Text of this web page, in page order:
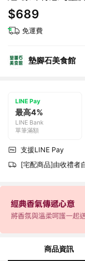
$689
免運費
墊腳石美食館
LINE Pay
最高4%
LINE Bank
單筆滿額
支援LINE Pay
[宅配商品]由收禮者
商品資訊